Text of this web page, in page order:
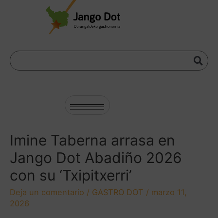
Imine Taberna arrasa en
Jango Dot Abadiño 2026
con su ‘Txipitxerri’
Deja un comentario / GASTRO DOT / marzo 11,
2026